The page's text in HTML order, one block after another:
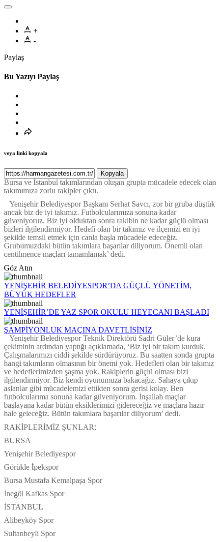
+
-
Paylaş
Bu Yazıyı Paylaş
veya linki kopyala
Kopyala
Bursa ve İstanbul takımlarından oluşan grupta mücadele edecek olan
takımımıza zorlu rakipler çıktı.
Yenişehir Belediyespor Başkanı Serhat Savcı, zor bir gruba düştük
ancak biz de iyi takımız. Futbolcularımıza sonuna kadar
güveniyoruz. Biz iyi olduktan sonra rakibin ne kadar güçlü olması
bizleri ilgilendirmiyor. Hedefi olan bir takımız ve ilçemizi en iyi
şekilde temsil etmek için canla başla mücadele edeceğiz.
Grubumuzdaki bütün takımlara başarılar diliyorum. Önemli olan
centilmence maçları tamamlamak’ dedi.
Göz Atın
YENİŞEHİR BELEDİYESPOR’DA GÜÇLÜ YÖNETİM,
BÜYÜK HEDEFLER
YENİŞEHİR’DE YAZ SPOR OKULU HEYECANI BAŞLADI
ŞAMPİYONLUK MAÇINA DAVETLİSİNİZ
Yenişehir Belediyespor Teknik Direktörü Sadri Güler’de kura
çekiminin ardından yaptığı açıklamada, ‘Biz iyi bir takım kurduk.
Çalışmalarımızı ciddi şekilde sürdürüyoruz. Bu saatten sonda grupta
hangi takımların olmasının bir önemi yok. Hedefleri olan bir takımız
ve hedeflerimizden şaşma yok. Rakiplerin güçlü olması bizi
ilgilendirmiyor. Biz kendi oyunumuza bakacağız. Sahaya çıkıp
aslanlar gibi mücadelemizi ettikten sonra gerisi kolay. Ben
futbolcularıma sonuna kadar güveniyorum. İnşallah maçlar
başlayana kadar bütün eksiklerimizi gidereceğiz ve maçlara hazır
hale geleceğiz. Bütün takımlara başarılar diliyorum’ dedi.
RAKİPLERİMİZ ŞUNLAR:
BURSA
Yenişehir Belediyespor
Görükle İpekspor
Bursa Mustafa Kemalpaşa Spor
İnegöl Kafkas Spor
İSTANBUL
Alibeyköy Spor
Sultanbeyli Spor